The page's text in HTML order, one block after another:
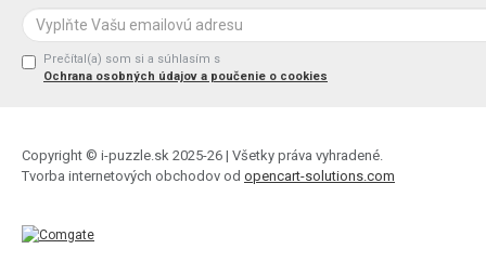
Prečítal(a) som si a súhlasím s
Ochrana osobných údajov a poučenie o cookies
Copyright © i-puzzle.sk 2025-26 | Všetky práva vyhradené.
Tvorba internetových obchodov od opencart-solutions.com